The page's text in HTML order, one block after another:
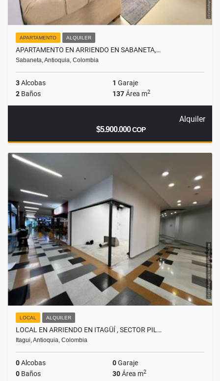
APARTAMENTO ALQUILER
APARTAMENTO EN ARRIENDO EN SABANETA,…
Sabaneta, Antioquia, Colombia
3Alcobas 1 Garaje
2 Baños 137Área m2
Alquiler
$5.900.000COP
LOCAL ALQUILER
LOCAL EN ARRIENDO EN ITAGÜÍ , SECTOR PIL…
Itagui, Antioquia, Colombia
0Alcobas 0Garaje
0 Baños 30Área m2